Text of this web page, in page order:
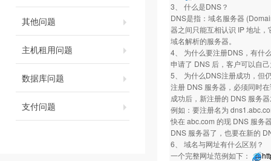
其他问题
主机租用问题
数据库问题
支付问题
3、 什么是DNS？
DNS是指：域名服务器
器之间只能互相认识 IP 地址
域名解析的服务器。
4、 为什么要注册DNS，有什
申请了 DNS 后，客户可以自
5、 为什么DNS注册成功，但
注册 DNS 服务器，必须同时
成功后，新注册的 DNS 服务
例如：要注册名为
快在 abc.com 的现 DNS 服务
DNS 服务器了，也要在新的
6、 域名与网址有什么区别？
一个完整网址范例如下：